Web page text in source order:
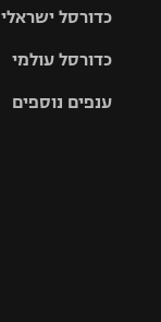
גביע הטוטו
האלופות
ליגה
כדורסל ישראלי
סל
כדורסל עולמי
ענפים נוספים